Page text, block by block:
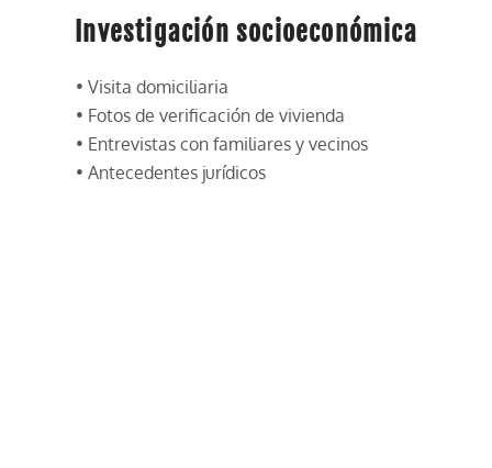
Investigación socioeconómica
• Visita domiciliaria
• Fotos de verificación de vivienda
• Entrevistas con familiares y vecinos
• Antecedentes jurídicos